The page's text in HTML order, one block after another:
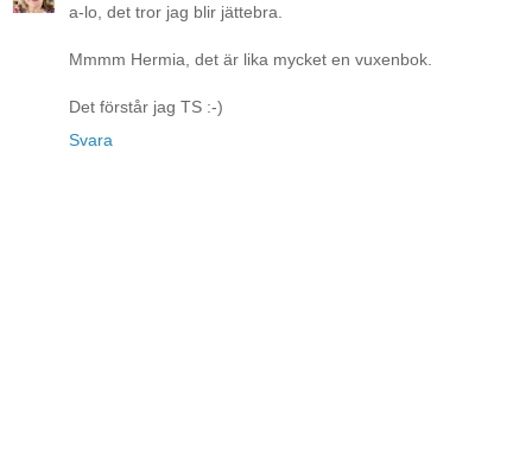
a-lo, det tror jag blir jättebra.
Mmmm Hermia, det är lika mycket en vuxenbok.
Det förstår jag TS :-)
Svara